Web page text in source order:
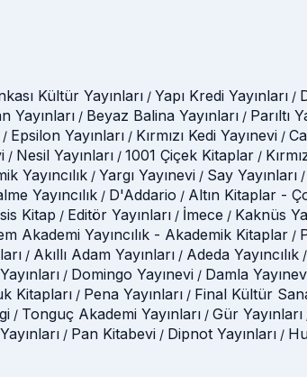
Kültür Yayınları / Yapı Kredi Yayınları /
Yayınları / Beyaz Balina Yayınları / Parıltı
/ Epsilon Yayınları / Kırmızı Kedi Yayınevi /
/ Nesil Yayınları / 1001 Çiçek Kitaplar /
Yayıncılık / Yargı Yayınevi / Say Yayınları /
Yayıncılık / D'Addario / Altın Kitaplar -
Kitap / Editör Yayınları / İmece / Kaknüs
Akademi Yayıncılık - Akademik Kitaplar /
/ Akıllı Adam Yayınları / Adeda Yayıncılık /
/ Domingo Yayınevi / Damla
Kitapları / Pena Yayınları / Final Kültür
/ Tonguç Akademi Yayınları / Gür Yayınları
/ Pan Kitabevi / Dipnot Yayınları /